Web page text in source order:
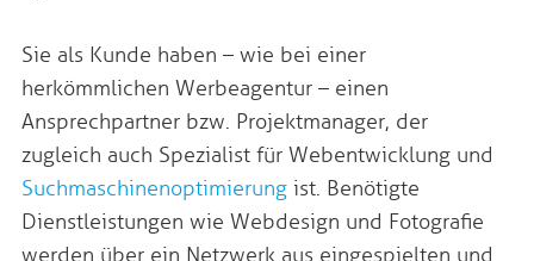
Sie als Kunde haben – wie bei einer
herkömmlichen Werbeagentur – einen
Ansprechpartner bzw. Projektmanager, der
zugleich auch Spezialist für Webentwicklung und
Suchmaschinenoptimierungist. Benötigte
Dienstleistungen wie Webdesign und Fotografie
werden über ein Netzwerk aus eingespielten und